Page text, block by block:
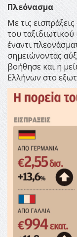
Πλεόνασμα
Με τις
του
έναντι
σημειώνοντας
βοήθησε και η
Ελλήνων στο